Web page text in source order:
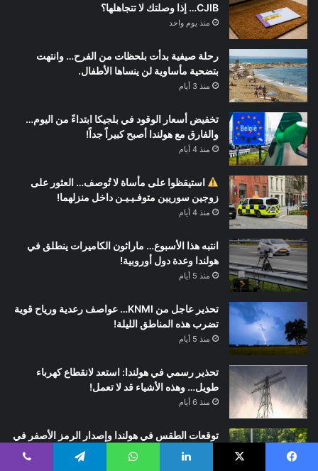
CJIB… إذا وصلتك لا تتجاهلها؟
منذ يوم واحد
رحلة صيفية بدأت بلحظات من الفرح… وانتهت
بتضحية مأساوية لن ينساها الأطفال.
منذ 3 أيام
تخفيض أسعار الوقود في بلجيكا ابتداءً من اليوم…
والفارق مع هولندا أصبح كبيراً جداً!
منذ 4 أيام
استيقظوا على مأساة لا تُوصف… العثور على
زوجين سوريين متوفـيـيـن داخل منزلهما!
منذ 4 أيام
انتبه هذا الأسبوع… ماراثون الكاميرات ينطلق في
هولندا وعدة دول أوروبية!
منذ 5 أيام
تحذير عاجل من KNMI… عواصف رعدية ورياح قوية
تضرب هذه المناطق الليلة!
منذ 5 أيام
تحذير رسمي في هولندا: استعد لانقطاع كهرباء
طويل… وهذه الأشياء قد لا تعمل!
منذ 6 أيام
توقعات الطقس في هولندا وإصدار الرمز الأصفر في
جميع أنحاء البلاد